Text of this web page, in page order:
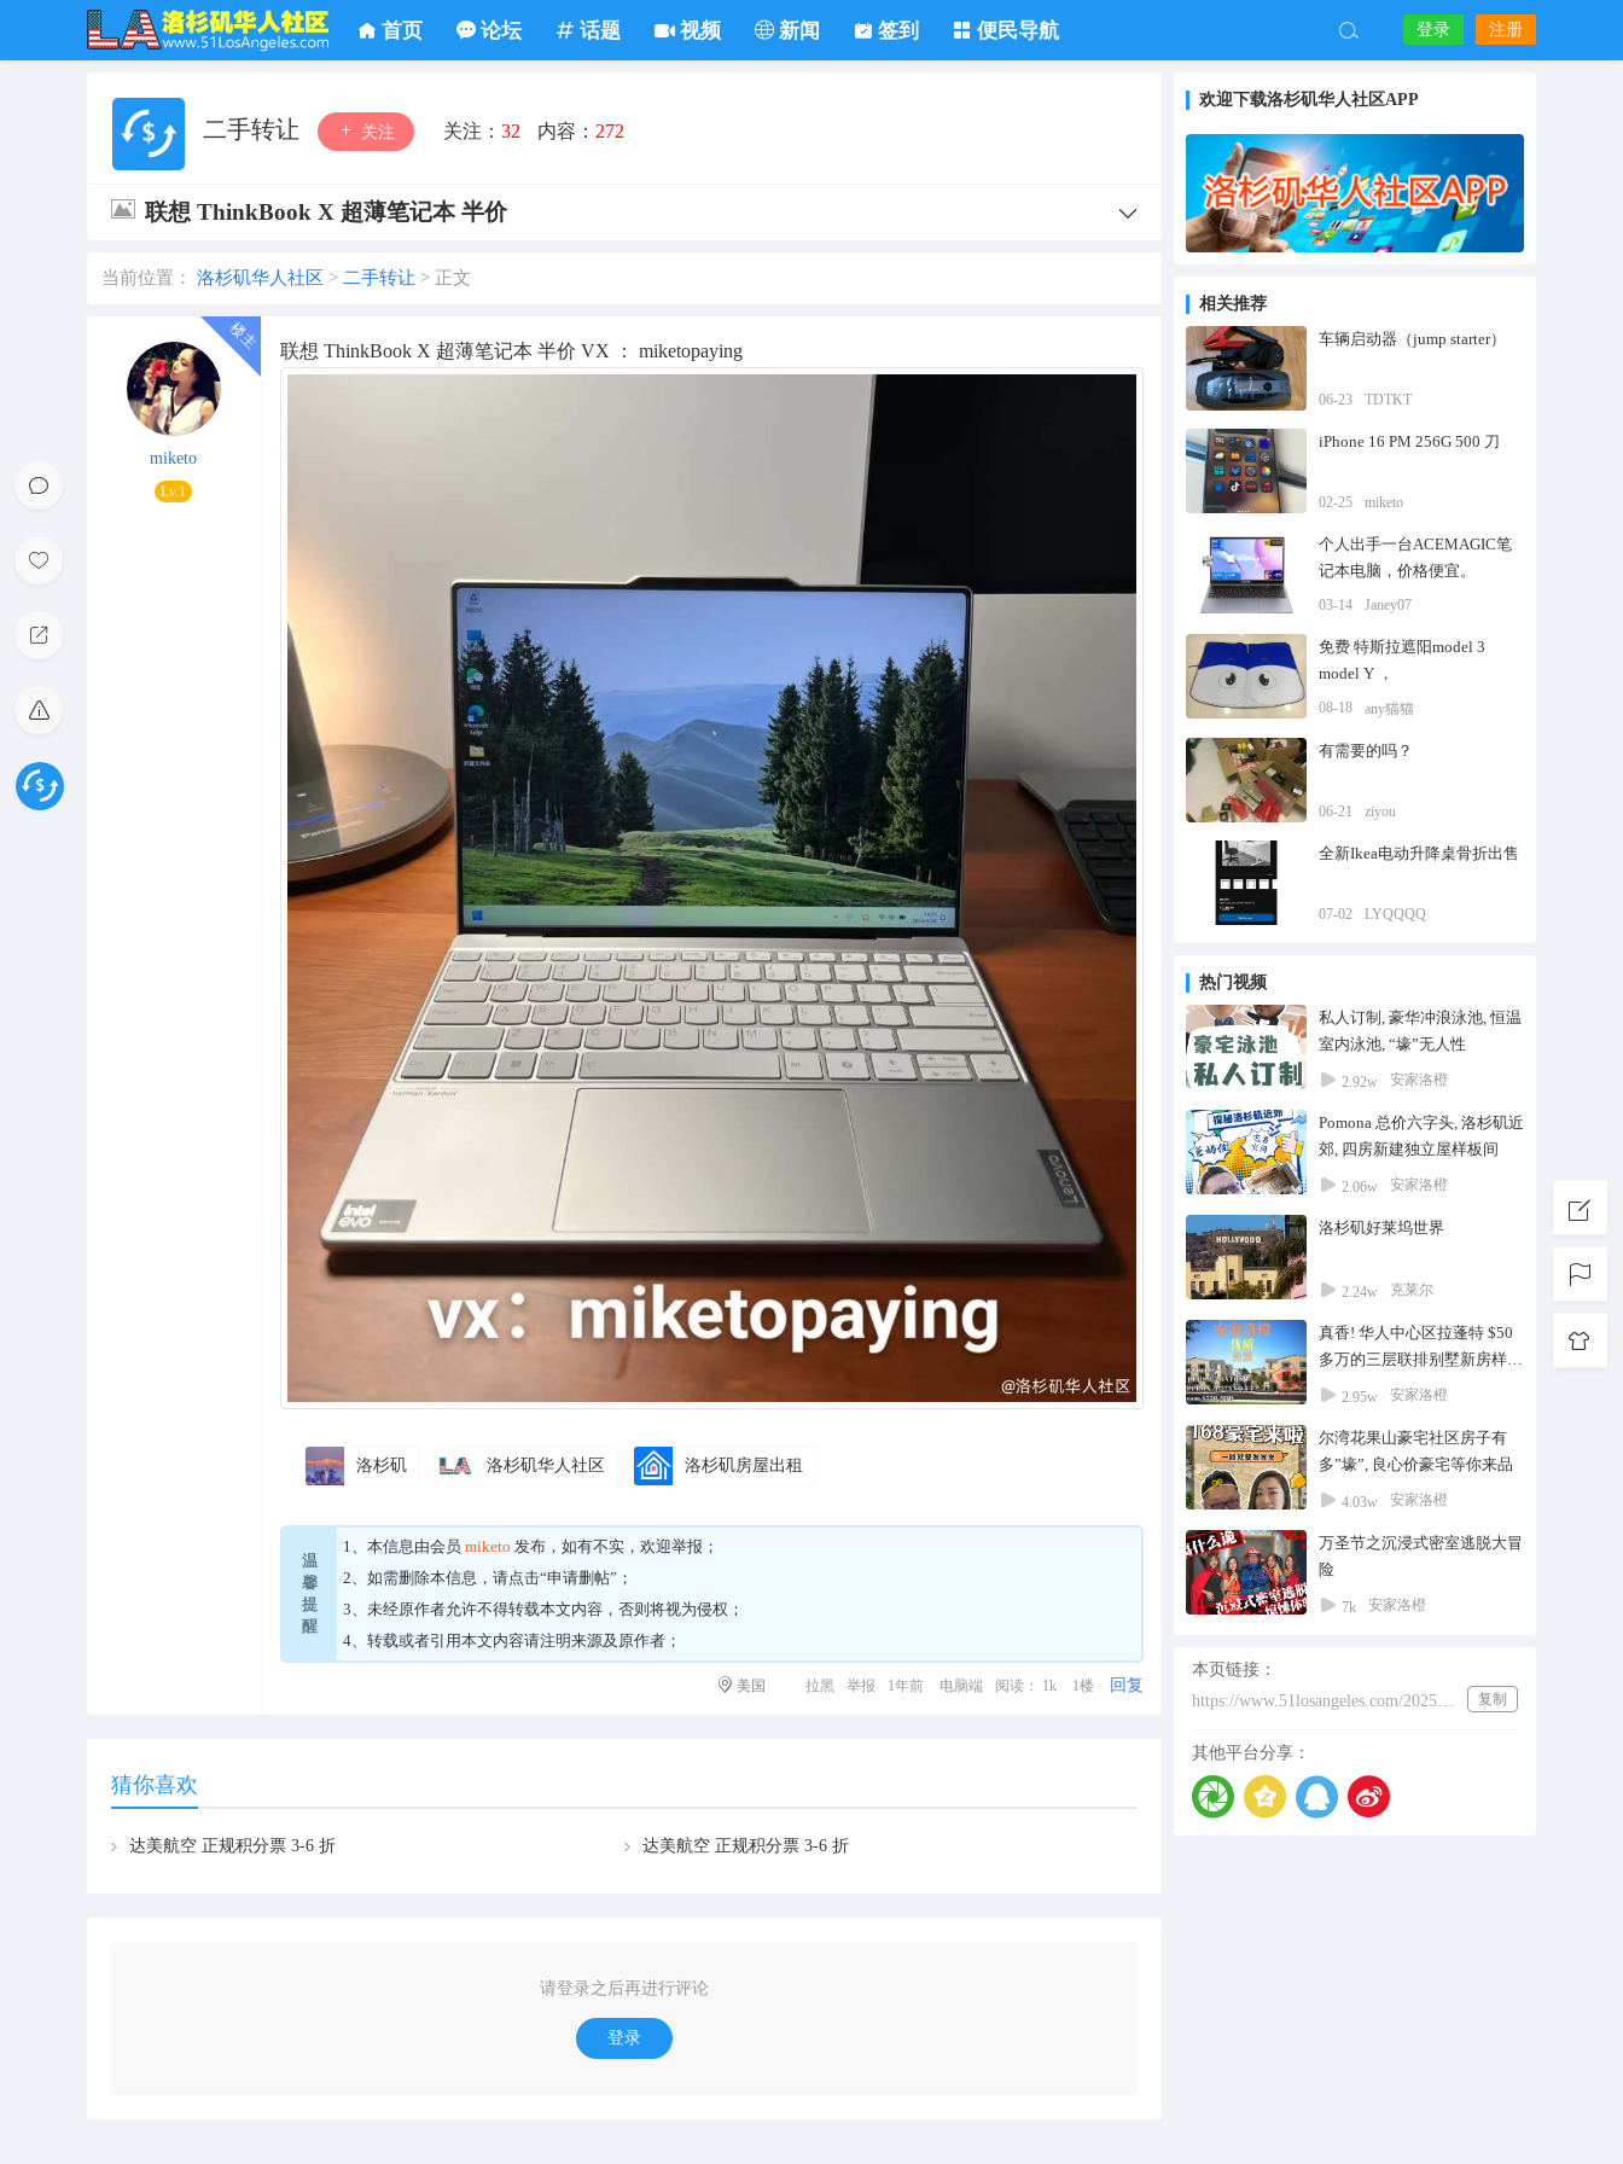
首页 论坛 话题 视频 新闻 签到 便民导航 登录 注册
二手转让 关注 关注： 32 内容： 272
联想 ThinkBook X 超薄笔记本 半价
当前位置： 洛杉矶华人社区 > 二手转让 > 正文
miketo
Lv.1
联想 ThinkBook X 超薄笔记本 半价 VX ： miketopaying
洛杉矶 洛杉矶华人社区 洛杉矶房屋出租
温
馨
提
醒
1、本信息由会员 miketo 发布，如有不实，欢迎举报；
2、如需删除本信息，请点击“申请删帖”；
3、未经原作者允许不得转载本文内容，否则将视为侵权；
4、转载或者引用本文内容请注明来源及原作者；
美国 拉黑 举报 1年前 电脑端 阅读： 1k 1楼 回复
猜你喜欢
达美航空 正规积分票 3-6 折 达美航空 正规积分票 3-6 折
请登录之后再进行评论
登录
欢迎下载洛杉矶华人社区APP
相关推荐
车辆启动器（jump starter）
06-23 TDTKT
iPhone 16 PM 256G 500 刀
02-25 miketo
个人出手一台ACEMAGIC笔
记本电脑，价格便宜。
03-14 Janey07
免费 特斯拉遮阳model 3
model Y ，
08-18 any猫猫
有需要的吗？
06-21 ziyou
全新Ikea电动升降桌骨折出售
07-02 LYQQQQ
热门视频
私人订制, 豪华冲浪泳池, 恒温
室内泳池, “壕”无人性
2.92w 安家洛橙
Pomona 总价六字头, 洛杉矶近
郊, 四房新建独立屋样板间
2.06w 安家洛橙
洛杉矶好莱坞世界
2.24w 克莱尔
真香! 华人中心区拉蓬特 $50
多万的三层联排别墅新房样板
间
2.95w 安家洛橙
尔湾花果山豪宅社区房子有
多”壕”, 良心价豪宅等你来品
4.03w 安家洛橙
万圣节之沉浸式密室逃脱大冒
险
7k 安家洛橙
本页链接：
https://www.51losangeles.com/202532501
复制
其他平台分享：